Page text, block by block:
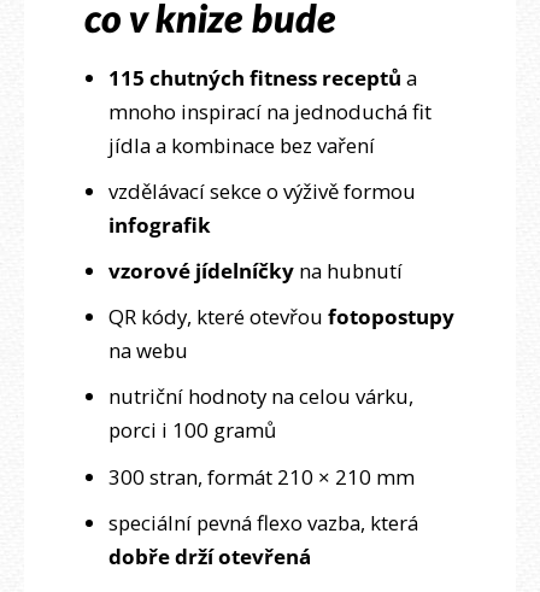
co v knize bude
115 chutných fitness receptů a
mnoho inspirací na jednoduchá fit
jídla a kombinace bez vaření
vzdělávací sekce o výživě formou
infografik
vzorové jídelníčky na hubnutí
QR kódy, které otevřoufotopostupy
na webu
nutriční hodnoty na celou várku,
porci i 100 gramů
300 stran, formát 210 × 210 mm
speciální pevná flexo vazba, která
dobře drží otevřená